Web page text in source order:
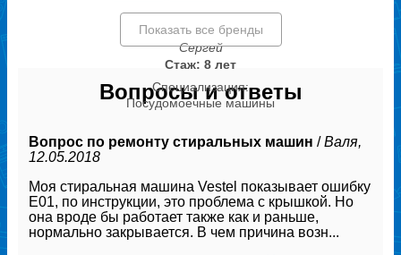
Сергей
Стаж: 8 лет
Специализация:
Посудомоечные машины
Показать все бренды
Вопросы и ответы
Вопрос по ремонту стиральных машин /Валя,
12.05.2018
Моя стиральная машина Vestel показывает ошибку
Е01, по инструкции, это проблема с крышкой. Но
она вроде бы работает также как и раньше,
нормально закрывается. В чем причина возн...